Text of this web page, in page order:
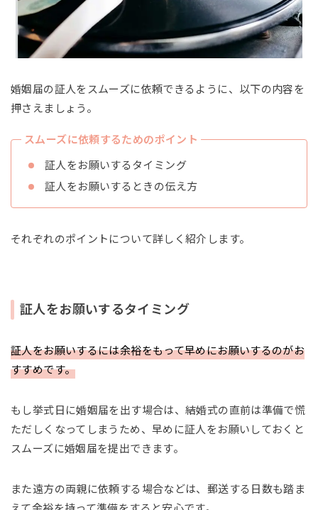
婚姻届の証人をスムーズに依頼できるように、以下の内容を
押さえましょう。
スムーズに依頼するためのポイント
証人をお願いするタイミング
証人をお願いするときの伝え方
それぞれのポイントについて詳しく紹介します。
証人をお願いするタイミング
証人をお願いするには余裕をもって早めにお願いするのがお
すすめです。
もし挙式日に婚姻届を出す場合は、結婚式の直前は準備で慌
ただしくなってしまうため、早めに証人をお願いしておくと
スムーズに婚姻届を提出できます。
また遠方の両親に依頼する場合などは、郵送する日数も踏ま